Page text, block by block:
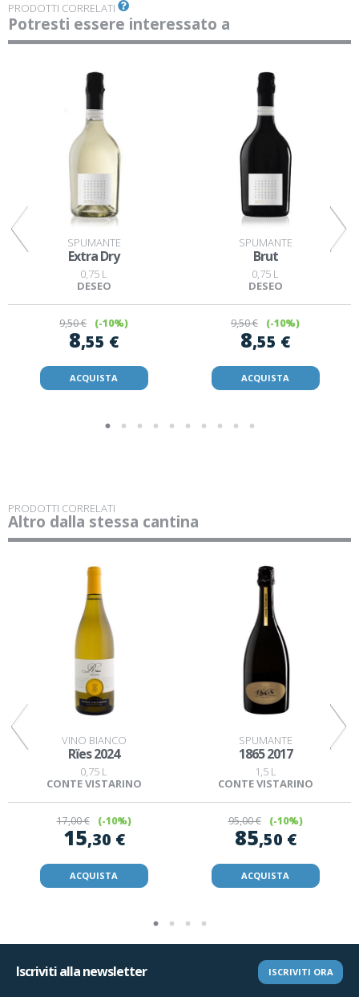
PRODOTTI CORRELATI
Potresti essere interessato a
SPUMANTE
Extra Dry
0,75 L
DESEO
9,50 € (-10%)
8,55 €
ACQUISTA
SPUMANTE
Brut
0,75 L
DESEO
9,50 € (-10%)
8,55 €
ACQUISTA
PRODOTTI CORRELATI
Altro dalla stessa cantina
VINO BIANCO
Rïes 2024
0,75 L
CONTE VISTARINO
17,00 € (-10%)
15,30 €
ACQUISTA
SPUMANTE
1865 2017
1,5 L
CONTE VISTARINO
95,00 € (-10%)
85,50 €
ACQUISTA
Iscriviti alla newsletter ISCRIVITI ORA